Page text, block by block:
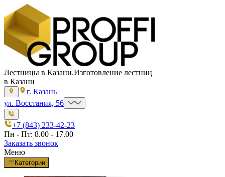
Лестницы в Казани.Изготовление лестниц
в Казани
г. Казань
ул. Восстания, 56
+7 (843) 233-42-23
Пн - Пт: 8.00 - 17.00
Заказать звонок
Меню
Категории